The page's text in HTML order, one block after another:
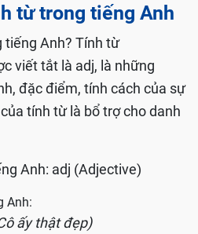
từ trong tiếng Anh
tiếng Anh? Tính từ
viết tắt là adj, là những
đặc điểm, tính cách của sự
tính từ là bổ trợ cho danh
Anh: adj (Adjective)
Anh:
ấy thật đẹp)